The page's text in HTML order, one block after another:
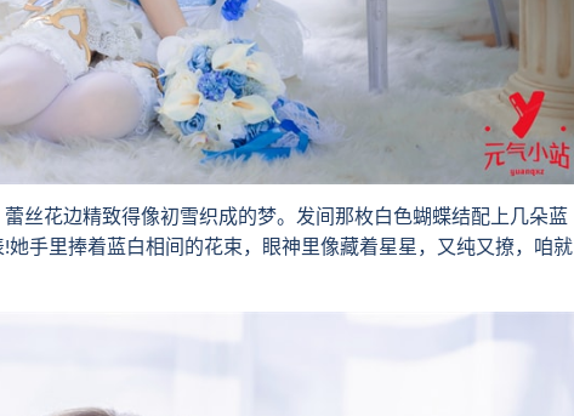
花边精致得像初雪织成的梦。发间那枚白色蝴蝶结配上几朵蓝
手里捧着蓝白相间的花束，眼神里像藏着星星，又纯又撩，咱就